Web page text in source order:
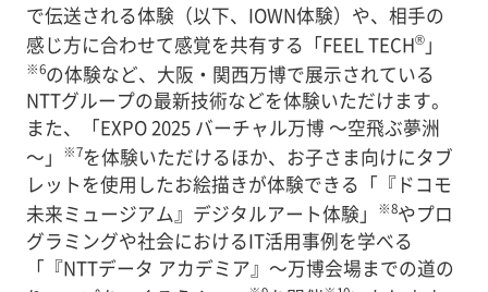
で伝送される体験（以下、IOWN体験）や、相手の
感じ方に合わせて感覚を共有する「FEEL TECH®」
※6の体験など、大阪・関西万博で展示されている
NTTグループの最新技術などを体験いただけます。
また、「EXPO 2025 バーチャル万博 ～空飛ぶ夢洲
～」
※7を体験いただけるほか、お子さま向けにタブ
レットを使用したお絵描きが体験できる「『ドコモ
未来ミュージアム』デジタルアート体験」
※8やプロ
グラミングや社会におけるIT活用事例を学べる
「『NTTデータ アカデミア』～万博会場までの道の